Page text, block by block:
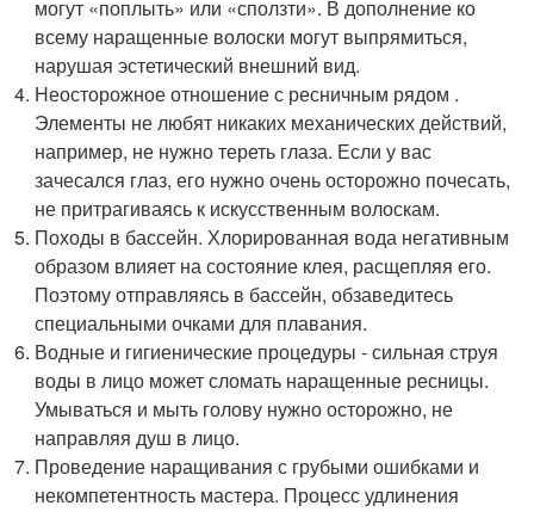
могут «поплыть» или «сползти». В дополнение ко
всему наращенные волоски могут выпрямиться,
нарушая эстетический внешний вид.
Неосторожное отношение с ресничным рядом .
Элементы не любят никаких механических действий,
например, не нужно тереть глаза. Если у вас
зачесался глаз, его нужно очень осторожно почесать,
не притрагиваясь к искусственным волоскам.
Походы в бассейн. Хлорированная вода негативным
образом влияет на состояние клея, расщепляя его.
Поэтому отправляясь в бассейн, обзаведитесь
специальными очками для плавания.
Водные и гигиенические процедуры - сильная струя
воды в лицо может сломать наращенные ресницы.
Умываться и мыть голову нужно осторожно, не
направляя душ в лицо.
Проведение наращивания с грубыми ошибками и
некомпетентность мастера. Процесс удлинения